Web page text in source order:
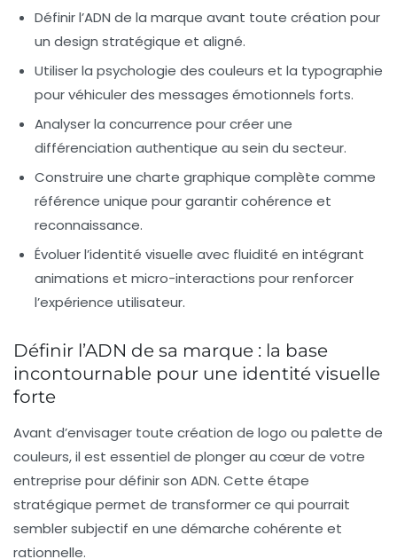
Définir l’ADN de la marque avant toute création pour
un design stratégique et aligné.
Utiliser la psychologie des couleurs et la typographie
pour véhiculer des messages émotionnels forts.
Analyser la concurrence pour créer une
différenciation authentique au sein du secteur.
Construire une charte graphique complète comme
référence unique pour garantir cohérence et
reconnaissance.
Évoluer l’identité visuelle avec fluidité en intégrant
animations et micro-interactions pour renforcer
l’expérience utilisateur.
Définir l’ADN de sa marque : la base
incontournable pour une identité visuelle
forte
Avant d’envisager toute création de logo ou palette de
couleurs, il est essentiel de plonger au cœur de votre
entreprise pour définir son ADN. Cette étape
stratégique permet de transformer ce qui pourrait
sembler subjectif en une démarche cohérente et
rationnelle.